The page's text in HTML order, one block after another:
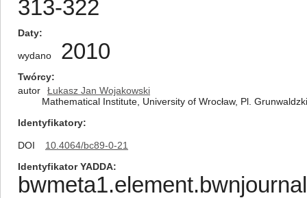
313-322
Daty
wydano 2010
Twórcy
autor
Łukasz Jan Wojakowski
Mathematical Institute, University of Wrocław, Pl.
Identyfikatory
DOI
10.4064/bc89-0-21
Identyfikator YADDA